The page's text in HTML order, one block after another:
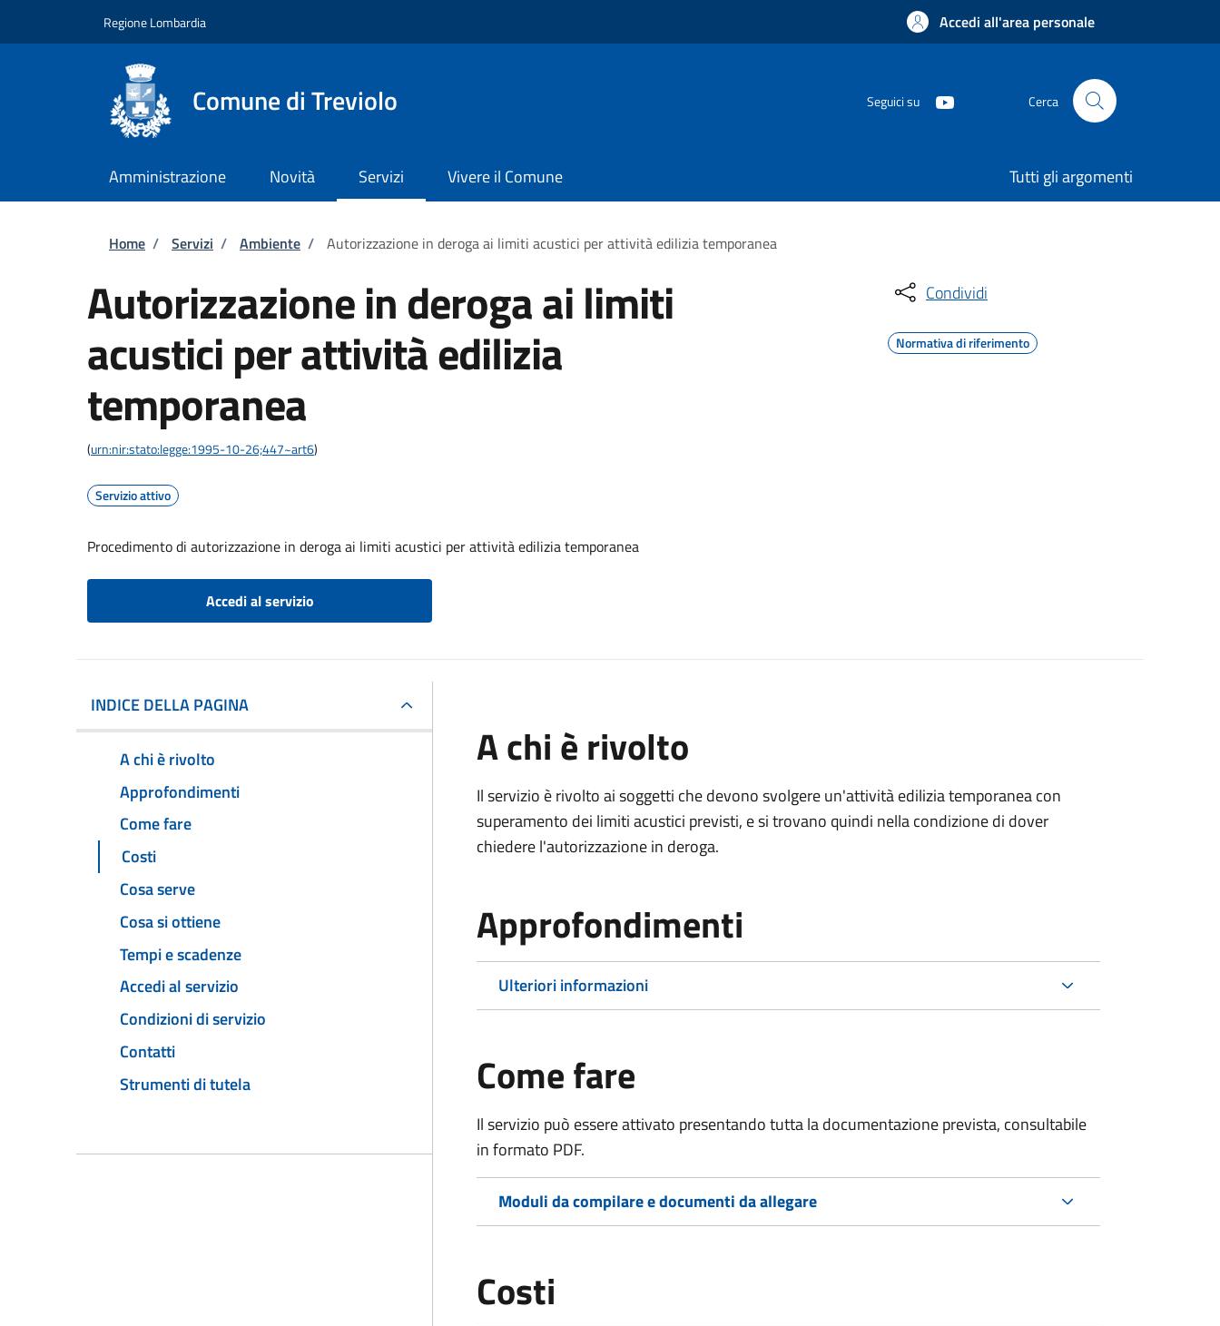
Regione Lombardia Accedi all'area personale
Comune di Treviolo Seguici su Cerca
Amministrazione Novità Servizi Vivere il Comune Tutti gli argomenti
Briciole di pane
Home / Servizi / Ambiente / Autorizzazione in deroga ai limiti acustici per attività edilizia temporanea
Autorizzazione in deroga ai limiti
acustici per attività edilizia
temporanea
(urn:nir:stato:legge:1995-10-26;447~art6)
Servizio attivo
Procedimento di autorizzazione in deroga ai limiti acustici per attività edilizia temporanea
Accedi al servizio
Condividi
Normativa di riferimento
INDICE DELLA PAGINA
A chi è rivolto
Approfondimenti
Come fare
Costi
Cosa serve
Cosa si ottiene
Tempi e scadenze
Accedi al servizio
Condizioni di servizio
Contatti
Strumenti di tutela
A chi è rivolto
Il servizio è rivolto ai soggetti che devono svolgere un'attività edilizia temporanea con
superamento dei limiti acustici previsti, e si trovano quindi nella condizione di dover
chiedere l'autorizzazione in deroga.
Approfondimenti
Ulteriori informazioni
Come fare
Il servizio può essere attivato presentando tutta la documentazione prevista, consultabile
in formato PDF.
Moduli da compilare e documenti da allegare
Costi